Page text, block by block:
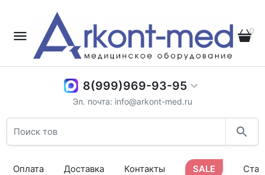
0
8(999)969-93-95
Эл. почта: info@arkont-med.ru
Оплата Доставка Контакты SALE